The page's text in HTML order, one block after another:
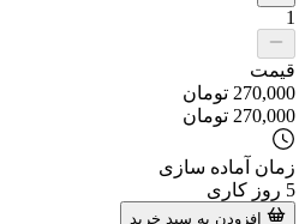
1
قیمت
270,000 تومان
270,000 تومان
زمان آماده سازی
5 روز کاری
افزودن به سبد خرید